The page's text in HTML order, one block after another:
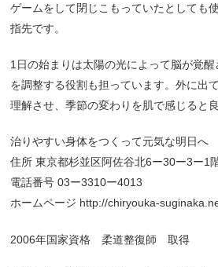
ゲームをして閉じこもっていたとしても
指先です。
1日の始まりは太陽の光によって脳が覚
を調整する役割も担っています。外に出
理解させ、季節の変わりを肌で感じると
治りやすい身体をつくって元気な明日へ
住所 東京都杉並区阿佐谷北6ー30ー3ー1
電話番号 03ー3310ー4013
ホームページ http://chiryouka-
2006年国家資格 柔道整復師 取得